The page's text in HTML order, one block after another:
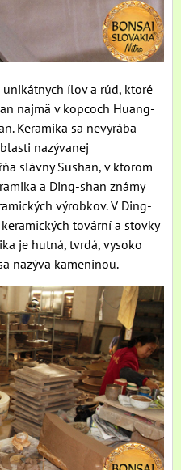
ílov a rúd, ktoré
najmä v kopcoch Huang-
Keramika sa nevyrába
nazývanej
slávny Sushan, v ktorom
a Ding-shan známy
výrobkov. V Ding-
tovární a stovky
je hutná, tvrdá, vysoko
nazýva kameninou.